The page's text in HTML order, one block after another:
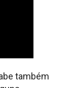
também